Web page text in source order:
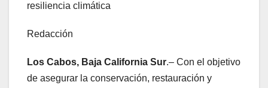
resiliencia climática
Redacción
Los Cabos, Baja California Sur.– Con el objetivo
de asegurar la conservación, restauración y